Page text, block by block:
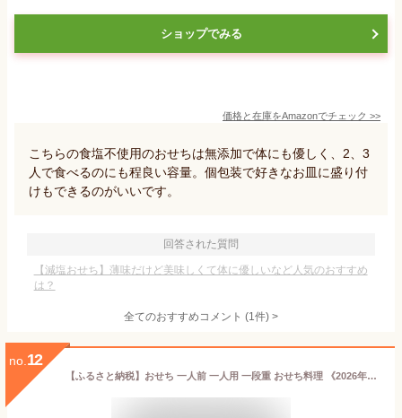
ショップでみる
価格と在庫をAmazonでチェック >>
こちらの食塩不使用のおせちは無添加で体にも優しく、2、3
人で食べるのにも程良い容量。個包装で好きなお皿に盛り付
けもできるのがいいです。
回答された質問
【減塩おせち】薄味だけど美味しくて体に優しいなど人気のおすすめ
は？
全てのおすすめコメント (1件) >
no. 12
【ふるさと納税】おせち 一人前 一人用 一段重 おせち料理 《2026年12月30日出荷予定》 株式会社エイヨウショク 茨城県 結城市 おせち 冷